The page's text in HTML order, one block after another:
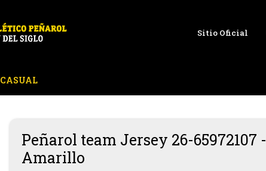
CASUAL
Sitio Oficial
Peñarol team Jersey 26-65972107 -
Amarillo